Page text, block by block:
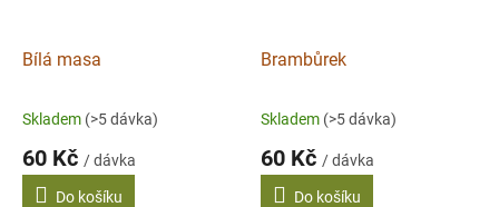
Bílá masa
Skladem (>5 dávka)
60 Kč / dávka
Do košíku
Brambůrek
Skladem (>5 dávka)
60 Kč / dávka
Do košíku